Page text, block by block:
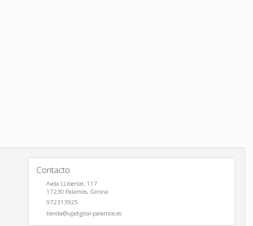
Contacto
Avda LLibertat, 117
17230 Palamós, Girona
972313925
tienda@updigital-palamos.es